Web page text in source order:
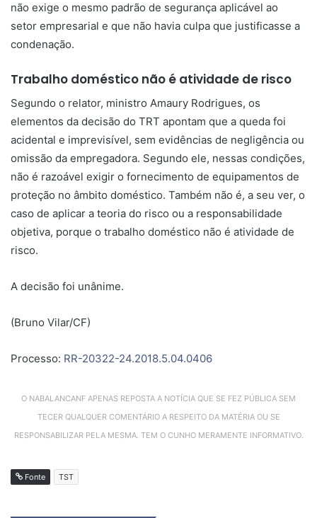
não exige o mesmo padrão de segurança aplicável ao
setor empresarial e que não havia culpa que justificasse a
condenação.
Trabalho doméstico não é atividade de risco
Segundo o relator, ministro Amaury Rodrigues, os
elementos da decisão do TRT apontam que a queda foi
acidental e imprevisível, sem evidências de negligência ou
omissão da empregadora. Segundo ele, nessas condições,
não é razoável exigir o fornecimento de equipamentos de
proteção no âmbito doméstico. Também não é, a seu ver, o
caso de aplicar a teoria do risco ou a responsabilidade
objetiva, porque o trabalho doméstico não é atividade de
risco.
A decisão foi unânime.
(Bruno Vilar/CF)
Processo: RR-20322-24.2018.5.04.0406
O NABALANCANF APENAS REPOSTA A NOTÍCIA QUE SE FEZ PÚBLICA SEM
TECER QUALQUER COMENTÁRIO A RESPEITO DA MATÉRIA OU SE
RESPONSABILIZAR PELA MESMA. TEM O CUNHO MERAMENTE INFORMATIVO.
Fonte TST